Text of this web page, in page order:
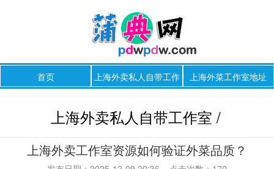
首页
上海外卖私人自带工作
上海外菜工作室地址
上海外卖私人自带工作室 /
上海外卖工作室资源如何验证外菜品质？